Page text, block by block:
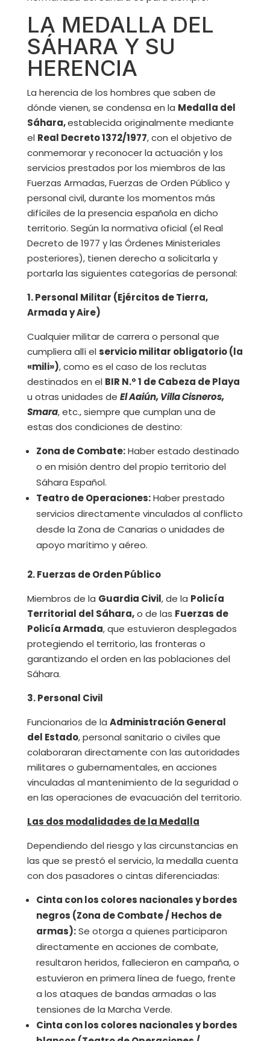
LA MEDALLA DEL
SÁHARA Y SU
HERENCIA
La herencia de los hombres que saben de
dónde vienen, se condensa en la Medalla del
Sáhara,establecida originalmente mediante
el Real Decreto 1372/1977, con el objetivo de
conmemorar y reconocer la actuación y los
servicios prestados por los miembros de las
Fuerzas Armadas, Fuerzas de Orden Público y
personal civil, durante los momentos más
difíciles de la presencia española en dicho
territorio. Según la normativa oficial (el Real
Decreto de 1977 y las Órdenes Ministeriales
posteriores), tienen derecho a solicitarla y
portarla las siguientes categorías de personal:
1. Personal Militar (Ejércitos de Tierra,
Armada y Aire)
Cualquier militar de carrera o personal que
cumpliera allí el servicio militar obligatorio (la
«mili»), como es el caso de los reclutas
destinados en el BIR N.º 1 de Cabeza de Playa
u otras unidades de El Aaiún, Villa Cisneros,
Smara, etc., siempre que cumplan una de
estas dos condiciones de destino:
Zona de Combate:Haber estado destinado
o en misión dentro del propio territorio del
Sáhara Español.
Teatro de Operaciones:Haber prestado
servicios directamente vinculados al conflicto
desde la Zona de Canarias o unidades de
apoyo marítimo y aéreo.
2. Fuerzas de Orden Público
Miembros de la Guardia Civil, de la Policía
Territorial del Sáhara,o de las Fuerzas de
Policía Armada, que estuvieron desplegados
protegiendo el territorio, las fronteras o
garantizando el orden en las poblaciones del
Sáhara.
3. Personal Civil
Funcionarios de la Administración General
del Estado, personal sanitario o civiles que
colaboraran directamente con las autoridades
militares o gubernamentales, en acciones
vinculadas al mantenimiento de la seguridad o
en las operaciones de evacuación del territorio.
Las dos modalidades de la Medalla
Dependiendo del riesgo y las circunstancias en
las que se prestó el servicio, la medalla cuenta
con dos pasadores o cintas diferenciadas:
Cinta con los colores nacionales y bordes
negros (Zona de Combate / Hechos de
armas):Se otorga a quienes participaron
directamente en acciones de combate,
resultaron heridos, fallecieron en campaña, o
estuvieron en primera línea de fuego, frente
a los ataques de bandas armadas o las
tensiones de la Marcha Verde.
Cinta con los colores nacionales y bordes